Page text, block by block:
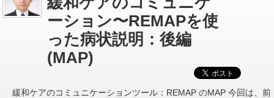
ーション〜REMAPを使
った病状説明：後編
(MAP)
緩和ケアのコミュニケーションツール：REMAP のMAP 今回は、前